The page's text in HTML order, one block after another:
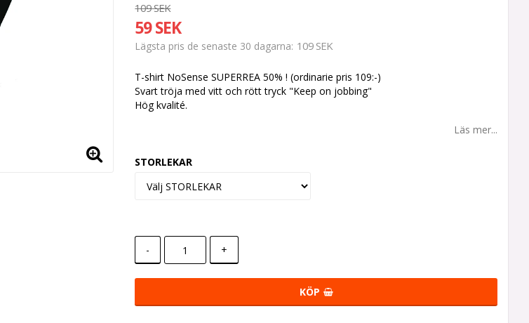
109 SEK
59 SEK
Lägsta pris de senaste 30 dagarna 109 SEK
T-shirt NoSense SUPERREA 50% ! (ordinarie pris 109:-)
Svart tröja med vitt och rött tryck "Keep on jobbing"
Hög kvalité.
Läs mer...
STORLEKAR
- +
KÖP